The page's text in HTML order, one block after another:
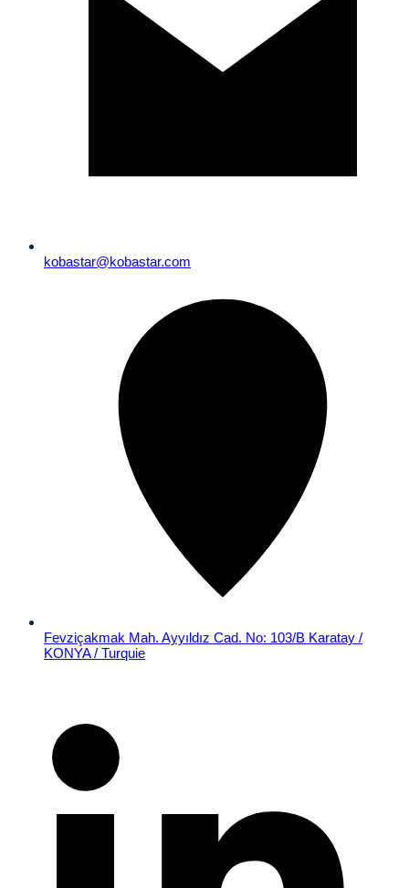
kobastar@kobastar.com
Fevziçakmak Mah. Ayyıldız Cad. No: 103/B Karatay /
KONYA / Turquie